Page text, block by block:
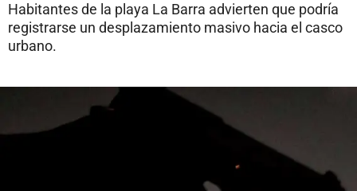
Habitantes de la playa La Barra advierten que podría
registrarse un desplazamiento masivo hacia el casco
urbano.